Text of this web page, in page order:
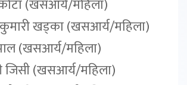
(खसआर्य/महिला)
खड्का (खसआर्य/महिला)
(खसआर्य/महिला)
जिसी (खसआर्य/महिला)